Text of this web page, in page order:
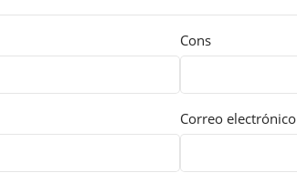
Cons
Correo electrónico